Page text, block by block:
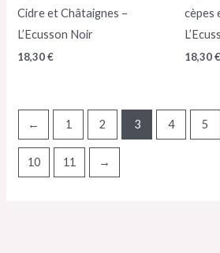
Cidre et Châtaignes –
L’Ecusson Noir
18,30€
cèpes
18,30€
← 1 2 3 4 5
10 11 →